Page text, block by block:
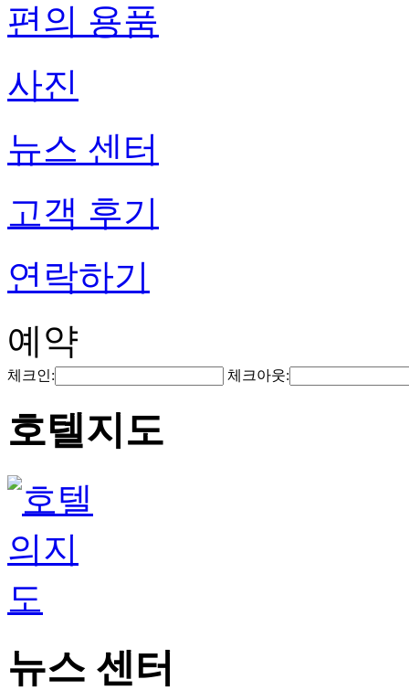
편의 용품
사진
뉴스 센터
고객 후기
연락하기
예약
체크인: 체크아웃:
호텔지도
뉴스 센터